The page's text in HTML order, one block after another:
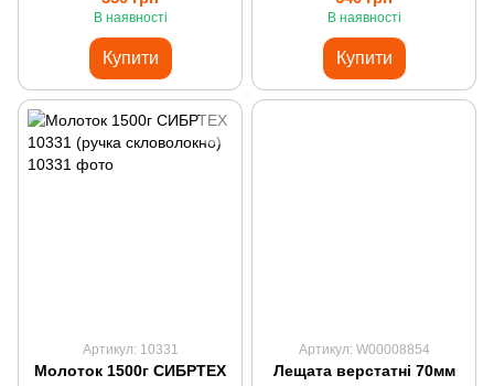
В наявності
Купити
В наявності
Купити
Артикул: 10331
Молоток 1500г СИБРТЕХ
Артикул: W00008854
Лещата верстатні 70мм